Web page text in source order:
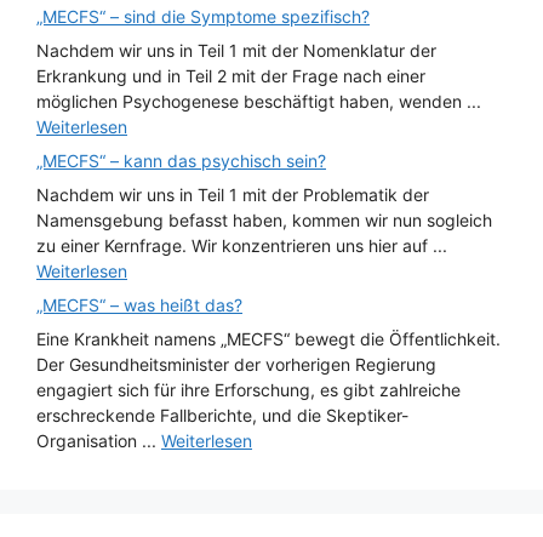
„MECFS“ – sind die Symptome spezifisch?
Nachdem wir uns in Teil 1 mit der Nomenklatur der
Erkrankung und in Teil 2 mit der Frage nach einer
möglichen Psychogenese beschäftigt haben, wenden ...
Weiterlesen
„MECFS“ – kann das psychisch sein?
Nachdem wir uns in Teil 1 mit der Problematik der
Namensgebung befasst haben, kommen wir nun sogleich
zu einer Kernfrage. Wir konzentrieren uns hier auf ...
Weiterlesen
„MECFS“ – was heißt das?
Eine Krankheit namens „MECFS“ bewegt die Öffentlichkeit.
Der Gesundheitsminister der vorherigen Regierung
engagiert sich für ihre Erforschung, es gibt zahlreiche
erschreckende Fallberichte, und die Skeptiker-
Organisation ... Weiterlesen